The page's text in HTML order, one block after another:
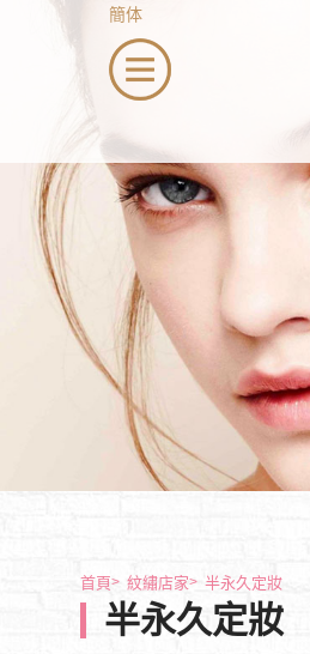
簡体
menu
首頁 紋繡店家 半永久定妝
半永久定妝